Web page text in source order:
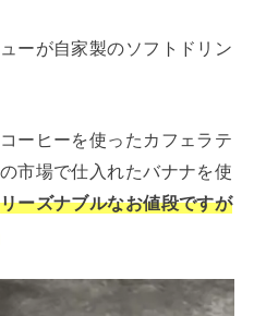
ーが自家製のソフトドリン
ーヒーを使ったカフェラテ
市場で仕入れたバナナを使
リーズナブルなお値段ですが